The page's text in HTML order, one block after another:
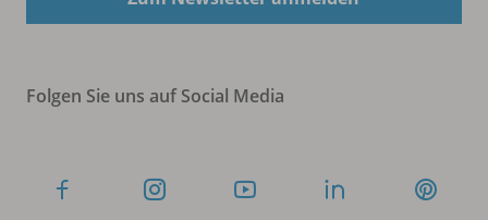
Folgen Sie uns auf Social Media